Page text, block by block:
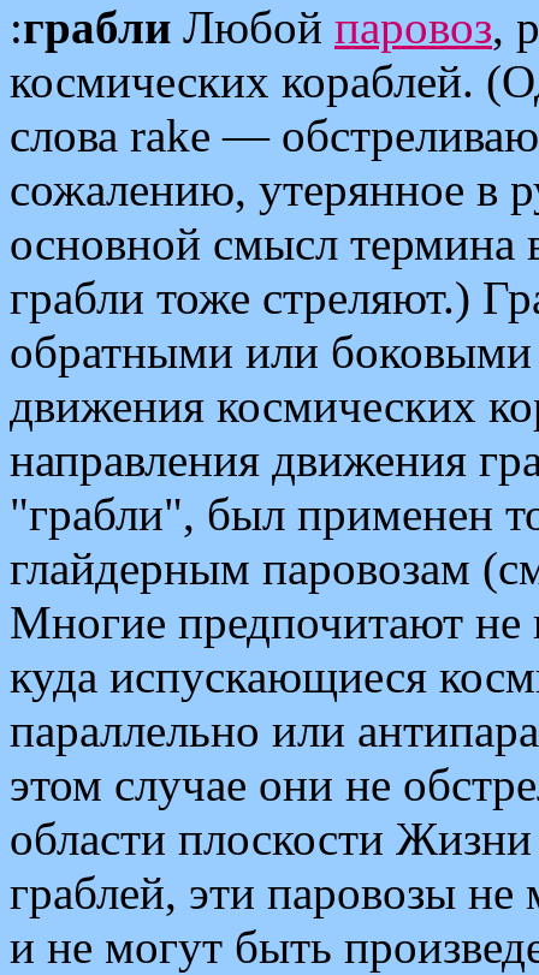
:грабли Любой паровоз,
космических кораблей.
слова rake —
сожалению, утерянное в
основной смысл
грабли тоже стреляют.)
обратными или боковыми
движения космических
направления движения
"грабли", был применен
глайдерным паровозам
Многие предпочитают не
куда испускающиеся
параллельно или
этом случае они не
области плоскости
граблей, эти паровозы не
и не могут быть